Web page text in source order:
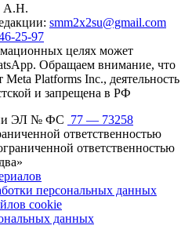
А.Н.
smm2x2su@gmail.com
25-97
целях может
Обращаем внимание, что
Platforms Inc., деятельность
и запрещена в РФ
ЭЛ № ФС 77 — 73258
ответственностью
ответственностью
персональных данных
cookie
данных